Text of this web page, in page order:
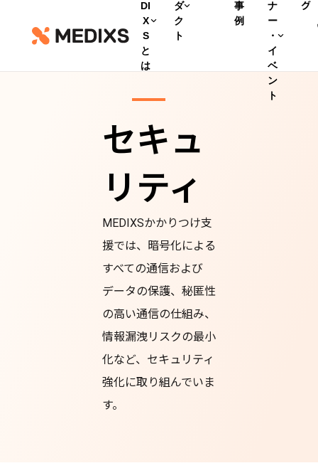
DI
X
S
と
は
ダ
ク
ト
事
例
ナ
ー
・
イ
ベ
ン
ト
グ
セキュ
リティ
MEDIXSかかりつけ支
援では、暗号化による
すべての通信および
データの保護、秘匿性
の高い通信の仕組み、
情報漏洩リスクの最小
化など、セキュリティ
強化に取り組んでいま
す。